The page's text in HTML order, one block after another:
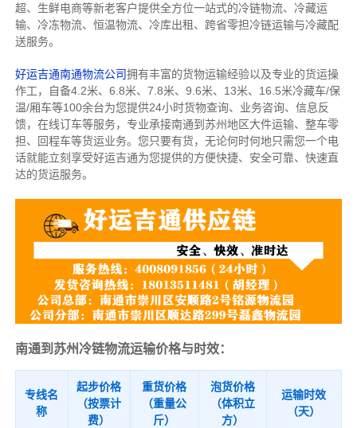
超、生鲜电商等新老客户提供全方位一站式的冷链物流、冷藏运
输、冷冻物流、恒温物流、冷库出租、跨省零担冷链运输与冷藏配
送服务。
好运吉通南通物流公司拥有丰富的货物运输经验以及专业的货运操
作工，自备4.2米、6.8米、7.8米、9.6米、13米、16.5米冷藏车/保
温/厢车等100余台为您提供24小时货物查询、业务咨询、信息反
馈，在线订车等服务， 专业承接南通到苏州地区大件运输、整车零
担、回程车等货运业务。 您只要有货，无论何时何地只需您一个电
话就能立刻享受好运吉通为您提供的方便快捷、安全可靠、快速直
达的货运服务。
南通到苏州冷链物流运输价格与时效：
专线名
称
起步价格
（按票计
费）
重货价格
（重量公
斤）
泡货价格
（体积立
方）
运输时效
（天）